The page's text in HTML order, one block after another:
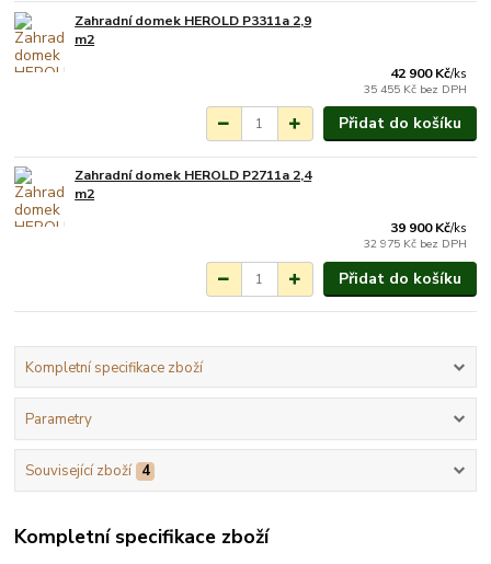
Zahradní domek HEROLD P3311a 2,9
m2
42 900 Kč/ks
35 455 Kč bez DPH
Přidat do košíku
Zahradní domek HEROLD P2711a 2,4
m2
39 900 Kč/ks
32 975 Kč bez DPH
Přidat do košíku
Kompletní specifikace zboží
Parametry
Související zboží 4
Kompletní specifikace zboží